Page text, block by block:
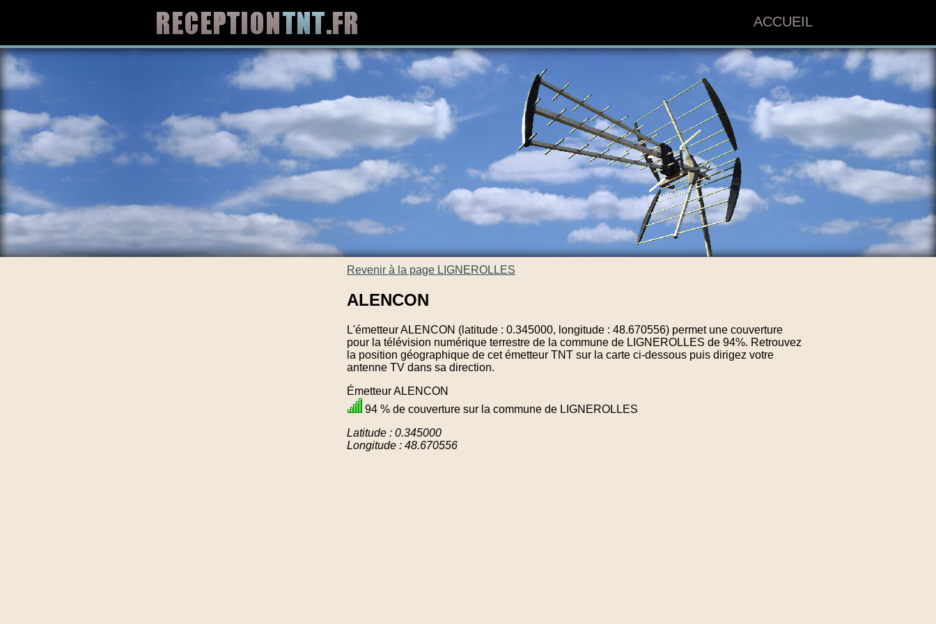
ACCUEIL
Revenir à la page LIGNEROLLES
ALENCON
L'émetteur ALENCON (latitude : 0.345000, longitude : 48.670556) permet une couverture
pour la télévision numérique terrestre de la commune de LIGNEROLLES de 94%. Retrouvez
la position géographique de cet émetteur TNT sur la carte ci-dessous puis dirigez votre
antenne TV dans sa direction.
Émetteur ALENCON
94 % de couverture sur la commune de LIGNEROLLES
Latitude : 0.345000
Longitude : 48.670556